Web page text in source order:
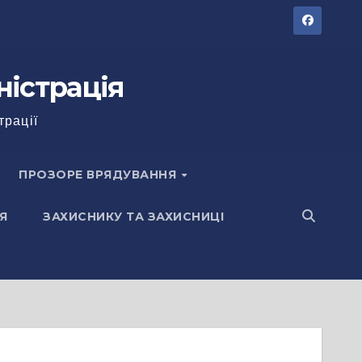
ПРОЗОРЕ ВРЯДУВАННЯ
ЗАХИСНИКУ ТА ЗАХИСНИЦІ